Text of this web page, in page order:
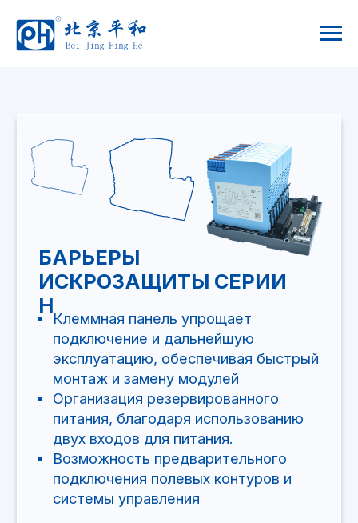
БАРЬЕРЫ
ИСКРОЗАЩИТЫ СЕРИИ
эксплуатацию, обеспечивая быстрый
Организация резервированного
питания, благодаря использованию
двух входов для питания.
Возможность предварительного
подключения полевых контуров и
системы управления